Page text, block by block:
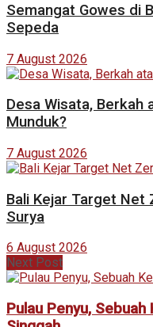
Semangat Gowes di
Sepeda
7 August 2026
Desa Wisata, Berkah
Munduk?
7 August 2026
Bali Kejar Target Net
Surya
6 August 2026
Next Post
Pulau Penyu, Sebuah